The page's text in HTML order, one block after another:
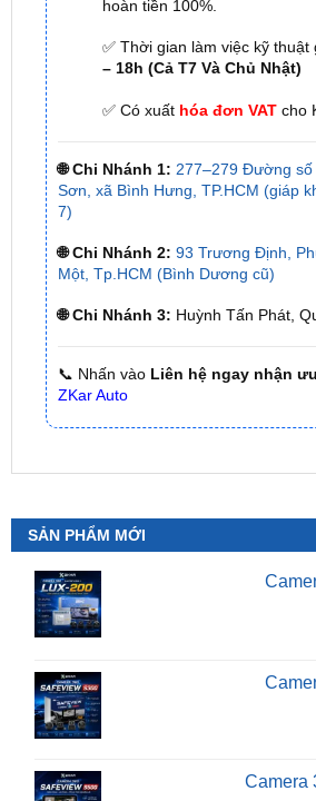
– 18h (Cả T7 Và Chủ Nhật)
✅ Có xuấthóa đơn VATcho
🌐 Chi Nhánh 1: 277–279 Đường số
🌐 Chi Nhánh 2: 93 Trương Định,
Một, Tp.HCM (Bình Dương cũ)
🌐 Chi Nhánh 3: Huỳnh Tấn Phát,
📞 Nhấn vàoLiên hệ ngay nhận
SẢN PHẨM MỚI